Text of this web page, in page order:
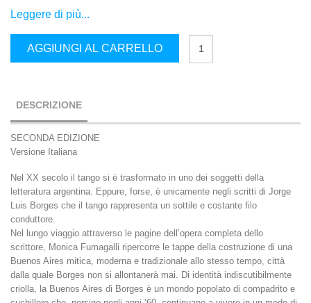
Leggere di più...
AGGIUNGI AL CARRELLO
Jorge
Luis
DESCRIZIONE
SECONDA EDIZIONE
Versione Italiana
Nel XX secolo il tango si è trasformato in uno dei soggetti della
letteratura argentina. Eppure, forse, è unicamente negli scritti di Jorge
Luis Borges che il tango rappresenta un sottile e costante filo
conduttore.
Nel lungo viaggio attraverso le pagine dell’opera completa dello
scrittore, Monica Fumagalli ripercorre le tappe della costruzione di una
Buenos Aires mitica, moderna e tradizionale allo stesso tempo, città
dalla quale Borges non si allontanerà mai. Di identità indiscutibilmente
criolla, la Buenos Aires di Borges è un mondo popolato di compadrito e